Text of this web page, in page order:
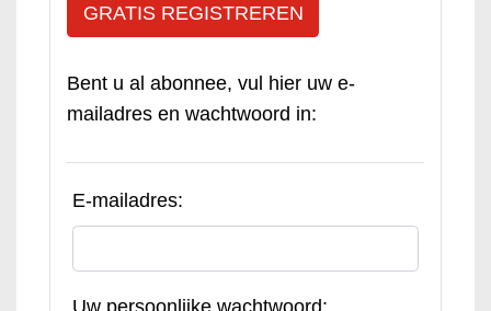
GRATIS REGISTREREN
Bent u al abonnee, vul hier uw e-
mailadres en wachtwoord in:
E-mailadres:
Uw persoonlijke wachtwoord: